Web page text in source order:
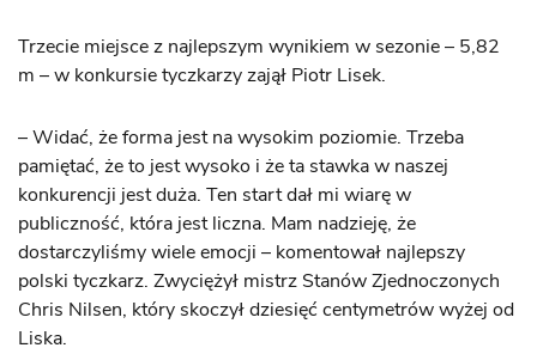
Trzecie miejsce z najlepszym wynikiem w sezonie – 5,82
m – w konkursie tyczkarzy zajął Piotr Lisek.
– Widać, że forma jest na wysokim poziomie. Trzeba
pamiętać, że to jest wysoko i że ta stawka w naszej
konkurencji jest duża. Ten start dał mi wiarę w
publiczność, która jest liczna. Mam nadzieję, że
dostarczyliśmy wiele emocji – komentował najlepszy
polski tyczkarz. Zwyciężył mistrz Stanów Zjednoczonych
Chris Nilsen, który skoczył dziesięć centymetrów wyżej od
Liska.